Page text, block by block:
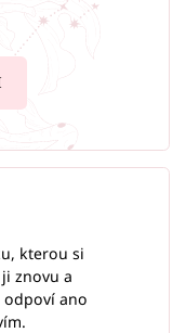
kterou si
znovu a
odpoví ano